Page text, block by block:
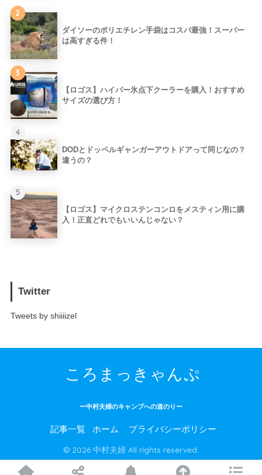
2
ダイソーのポリエチレン手袋はコスパ最強！スーパー
は高すぎる件！
3
【ロゴス】ハイパー氷点下クーラーを購入！おすすめ
サイズの選び方！
4
DODとドッペルギャンガーアウトドアって同じなの？
違うの？
5
【ロゴス】マイクロステンコンロをメスティン用に購
入！正直どれでもいいんじゃない？
Twitter
Tweets by shiiiizel
ころまっきゃんぷ
ー中村夫婦のキャンプへの道のりー
記事一覧 ホーム プライバシーポリシー
© 2026 中村夫婦 All rights reserved.